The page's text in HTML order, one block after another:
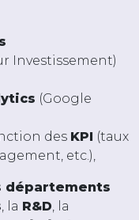
Investissement)
(Google
des KPI (taux
etc.),
départements
, la R&D, la